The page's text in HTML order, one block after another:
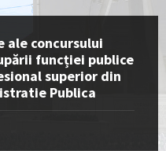
ale concursului
funcției publice
superior din
Publica